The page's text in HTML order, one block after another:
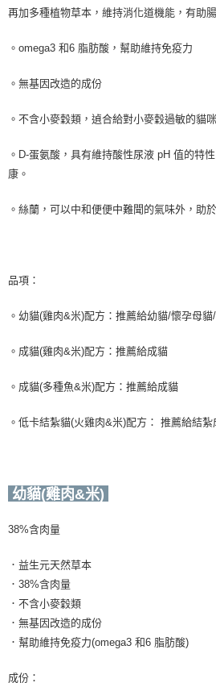
再加多種植物草本，維持消化道機能，有助
。omega3 和6 脂肪酸，幫助維持免疫力
。無基因改造的成份
。不含小麥穀類，遉合給對小麥穀過敏的貓咪
。D-蛋氨酸，具有維持酸性尿液 pH 值的特
康。
。絲蘭，可以中和便便中難聞的氣味外，助
品項：
。幼貓(雞肉&米)配方：推薦給幼貓/懷孕母
。成貓(雞肉&米)配方：推薦給成貓
。成貓(多種魚&米)配方：推薦給成貓
。低卡結紮貓(火雞肉&米)配方： 推薦給結
幼貓(雞肉&米)
38%含肉量
．益生元天然草本
．38%含肉量
．不含小麥穀類
．無基因改造的成份
．幫助維持免疫力(omega3 和6 脂肪酸)
成份：